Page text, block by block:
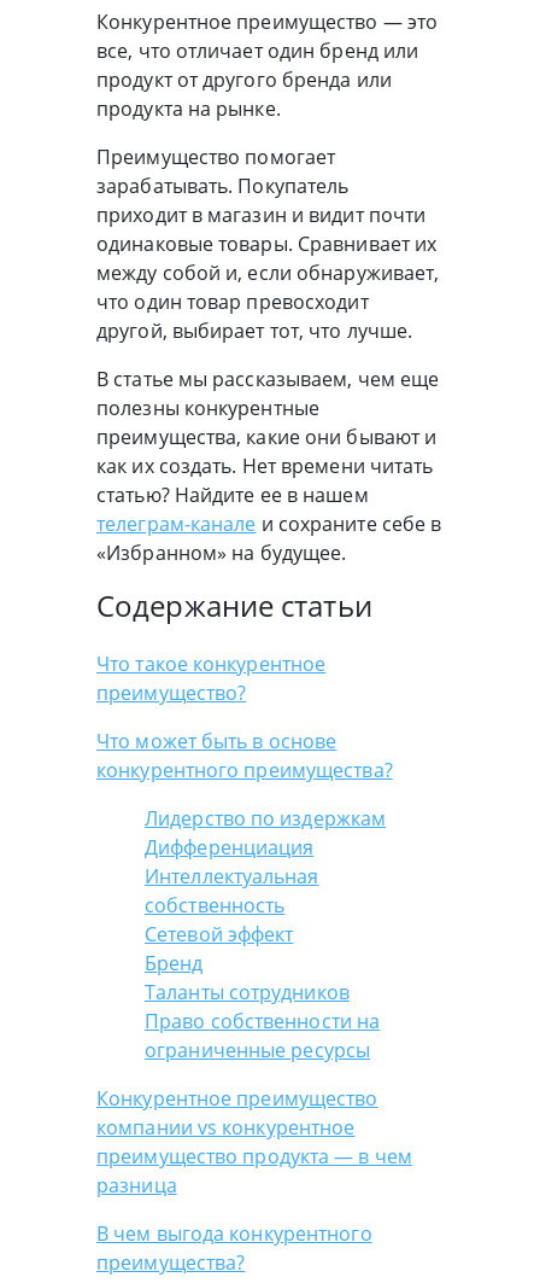
Конкурентное преимущество — это
все, что отличает один бренд или
продукт от другого бренда или
продукта на рынке.
Преимущество помогает
зарабатывать. Покупатель
приходит в магазин и видит почти
одинаковые товары. Сравнивает их
между собой и, если обнаруживает,
что один товар превосходит
другой, выбирает тот, что лучше.
В статье мы рассказываем, чем еще
полезны конкурентные
преимущества, какие они бывают и
как их создать. Нет времени читать
статью? Найдите ее в нашем
телеграм-канале и сохраните себе в
«Избранном» на будущее.
Содержание статьи
Что такое конкурентное
преимущество?
Что может быть в основе
конкурентного преимущества?
Лидерство по издержкам
Дифференциация
Интеллектуальная
собственность
Сетевой эффект
Бренд
Таланты сотрудников
Право собственности на
ограниченные ресурсы
Конкурентное преимущество
компании vs конкурентное
преимущество продукта — в чем
разница
В чем выгода конкурентного
преимущества?